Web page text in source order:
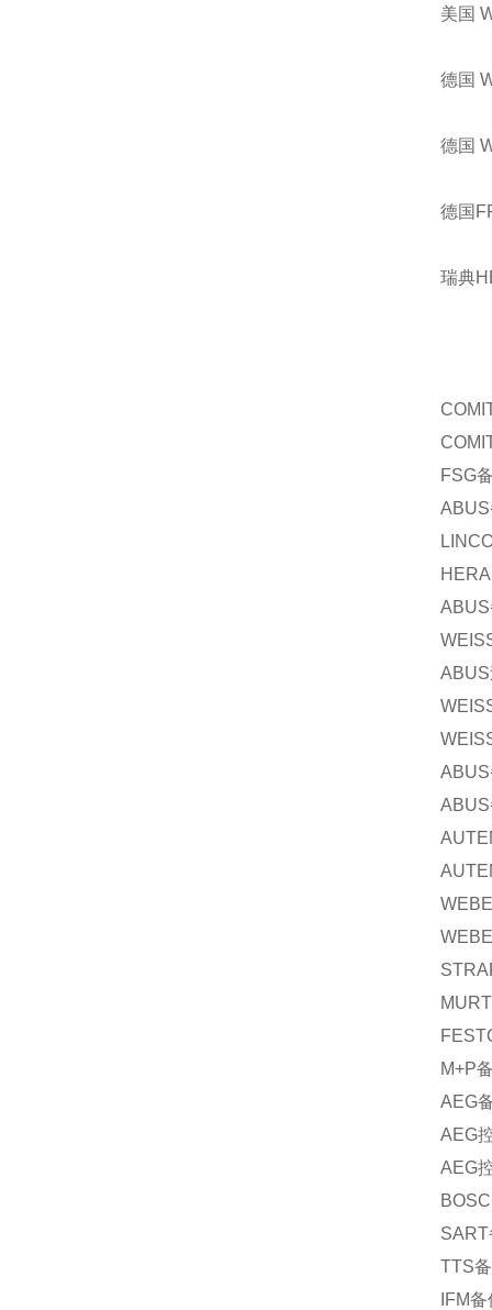
美国
德国
德国
德国
瑞典
FSG
ABUS
ABUS
ABUS
ABUS
ABUS
M+P
AEG
AEG
AEG
SART
TTS
IFM备